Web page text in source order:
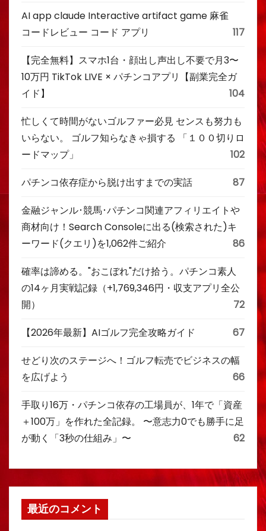
AI app claude Interactive artifact game 麻雀
コードレビュー コード アプリ
117
【完全無料】スマホ1台・顔出し声出し不要で月3〜
10万円 TikTok LIVE × パチンコアプリ【副業完全ガ
イド】
104
忙しくて時間がないゴルファー必見 センスも努力も
いらない。 ゴルフ知らなきゃ損する 「１００切りロ
ードマップ」
102
パチンコ依存症から脱け出すまでの実話 87
金融ジャンル･競馬･パチンコ関連アフィリエイトや
商材向け！Search Consoleに出る(検索された)キ
ーワード(クエリ)を1,062件ご紹介
86
確率は諦める。"おこぼれ"だけ拾う。パチンコ素人
の14ヶ月実戦記録（+1,769,346円・収支アプリ全公
開）
72
【2026年最新】AIゴルフ完全攻略ガイド 67
せどり次のステージへ！ゴルフ転売でビジネスの幅
を広げよう
66
手取り16万・パチンコ依存の工場員が、1年で「資産
＋100万」を作れた全記録。 〜意志力0でも勝手に足
が動く「3秒の仕組み」〜
62
最近のコメント